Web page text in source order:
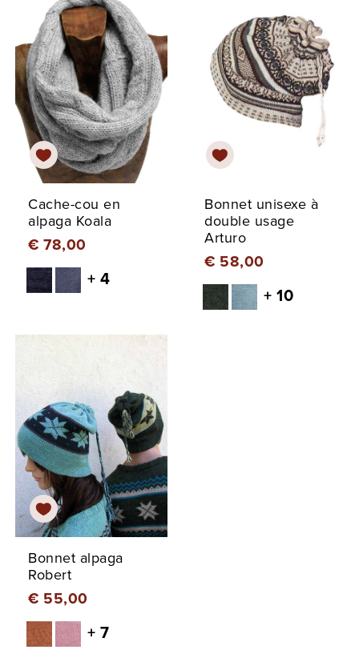
Cache-cou en
alpaga Koala
€ 78,00
+ 4
Bonnet unisexe à
double usage
Arturo
€ 58,00
+ 10
Bonnet alpaga
Robert
€ 55,00
+ 7